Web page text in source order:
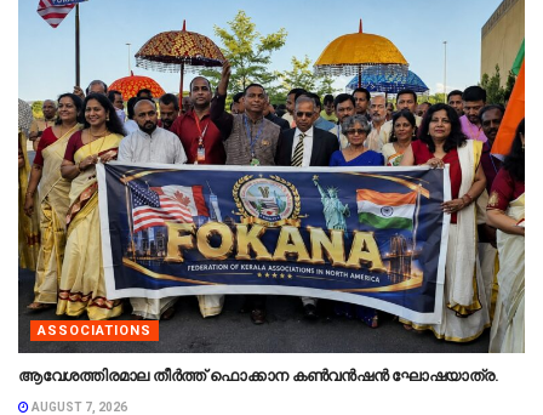
ASSOCIATIONS
ആവേശത്തിരമാല തീർത്ത് ഫൊക്കാന കൺവൻഷൻ ഘോഷയാത്ര.
AUGUST 7, 2026